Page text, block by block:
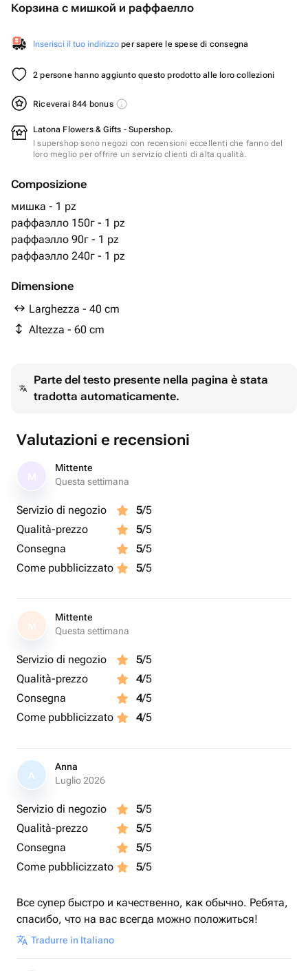
Корзина с мишкой и раффаелло
Inserisci il tuo indirizzo per sapere le spese di consegna
2 persone hanno aggiunto questo prodotto alle loro collezioni
Riceverai 844 bonus
Latona Flowers & Gifts - Supershop.
I supershop sono negozi con recensioni eccellenti che fanno del
loro meglio per offrire un servizio clienti di alta qualità.
Composizione
мишка - 1 pz
раффаэлло 150г - 1 pz
раффаэлло 90г - 1 pz
раффаэлло 240г - 1 pz
Dimensione
Larghezza - 40 cm
Altezza - 60 cm
Parte del testo presente nella pagina è stata
tradotta automaticamente.
Valutazioni e recensioni
Mittente
Questa settimana
Servizio di negozio 5/5
Qualità-prezzo
5/5
Consegna
5/5
Come pubblicizzato
5/5
M
Mittente
Questa settimana
Servizio di negozio 5/5
Qualità-prezzo
4/5
Consegna
4/5
Come pubblicizzato
4/5
A
Anna
Luglio 2026
Servizio di negozio 5/5
Qualità-prezzo
5/5
Consegna
5/5
Come pubblicizzato
5/5
Все супер быстро и качественно, как обычно. Ребята,
спасибо, что на вас всегда можно положиться!
Tradurre in Italiano